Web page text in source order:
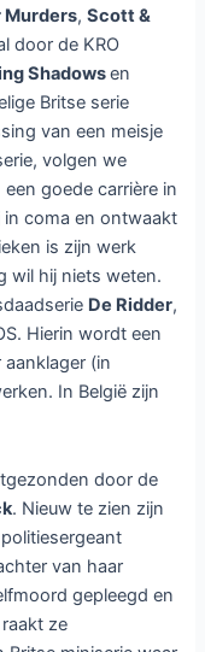
Murders,Scott &
door de KRO
Shadowsen
Britse serie
van een meisje
volgen we
goede carrière in
in coma en ontwaakt
is zijn werk
wil hij niets weten.
De Ridder,
Hierin wordt een
(in
In België zijn
door de
. Nieuw te zien zijn
van haar
gepleegd en
ze